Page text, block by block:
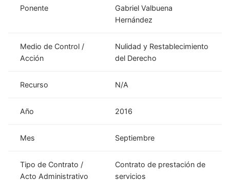
Ponente
Gabriel Valbuena
Hernández
Medio de Control /
Acción
Nulidad y Restablecimiento
del Derecho
Recurso N/A
Año 2016
Mes Septiembre
Tipo de Contrato /
Acto Administrativo
Contrato de prestación de
servicios